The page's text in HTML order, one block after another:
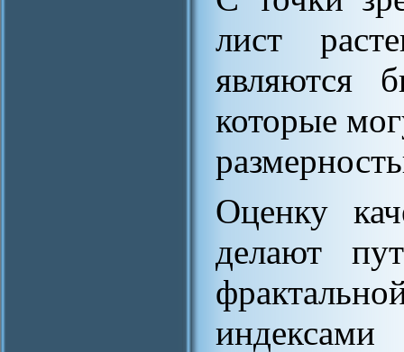
лист
являются
которые
Оценку
делают